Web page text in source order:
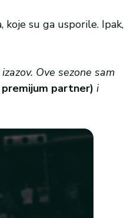
su ga usporile. Ipak,
Ove sezone sam
partner) i